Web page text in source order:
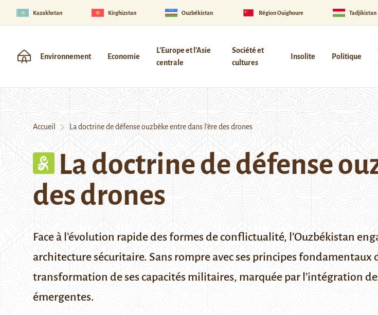
Kazakhstan Kirghizstan Ouzbékistan Région Ouïghoure Tadjikistan
Environnement Economie
L'Europe et l'Asie
centrale
Société et
cultures
Insolite Politique
Accueil La doctrine de défense ouzbèke entre dans l’ère des drones
La doctrine de défense
des drones
Face à l’évolution rapide des formes de conflictualité, l’Ouzbékistan
architecture sécuritaire. Sans rompre avec ses principes
transformation de ses capacités militaires, marquée par l’intégration
émergentes.